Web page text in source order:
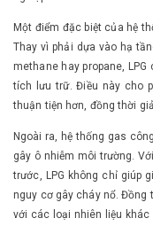
Một điểm đặc biệt của hệ
Thay vì phải dựa vào hạ
methane hay propane,
tích lưu trữ. Điều này cho
thuận tiện hơn, đồng thời
Ngoài ra, hệ thống gas
gây ô nhiễm môi trường.
trước, LPG không chỉ giúp
nguy cơ gây cháy nổ. Đồng
với các loại nhiên liệu